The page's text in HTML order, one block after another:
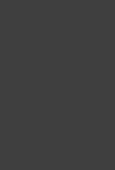
Il doppio
interna e
la
più